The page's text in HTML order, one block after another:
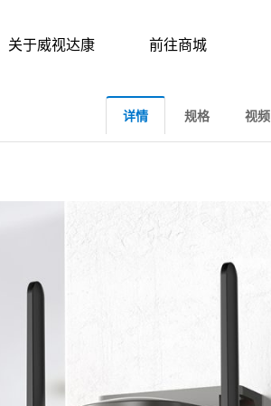
关于威视达康 前往商城
详情 规格 视频